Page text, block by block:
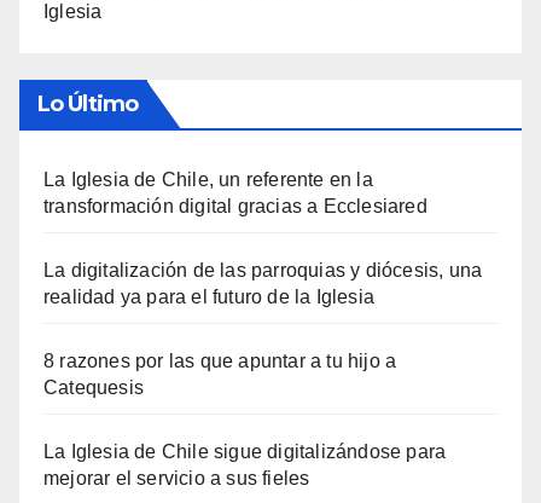
Iglesia
Lo Último
La Iglesia de Chile, un referente en la
transformación digital gracias a Ecclesiared
La digitalización de las parroquias y diócesis, una
realidad ya para el futuro de la Iglesia
8 razones por las que apuntar a tu hijo a
Catequesis
La Iglesia de Chile sigue digitalizándose para
mejorar el servicio a sus fieles